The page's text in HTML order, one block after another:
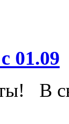
01.09
В